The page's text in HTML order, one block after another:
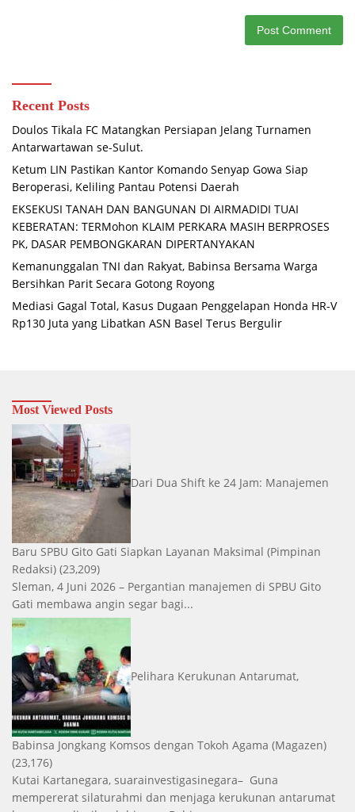
Recent Posts
Doulos Tikala FC Matangkan Persiapan Jelang Turnamen
Antarwartawan se-Sulut.
Ketum LIN Pastikan Kantor Komando Senyap Gowa Siap
Beroperasi, Keliling Pantau Potensi Daerah
EKSEKUSI TANAH DAN BANGUNAN DI AIRMADIDI TUAI
KEBERATAN: TERMohon KLAIM PERKARA MASIH BERPROSES
PK, DASAR PEMBONGKARAN DIPERTANYAKAN
Kemanunggalan TNI dan Rakyat, Babinsa Bersama Warga
Bersihkan Parit Secara Gotong Royong
Mediasi Gagal Total, Kasus Dugaan Penggelapan Honda HR-V
Rp130 Juta yang Libatkan ASN Basel Terus Bergulir
Most Viewed Posts
Dari Dua Shift ke 24 Jam: Manajemen
Baru SPBU Gito Gati Siapkan Layanan Maksimal (Pimpinan
Redaksi) (23,209)
Sleman, 4 Juni 2026 – Pergantian manajemen di SPBU Gito
Gati membawa angin segar bagi...
Pelihara Kerukunan Antarumat,
Babinsa Jongkang Komsos dengan Tokoh Agama (Magazen)
(23,176)
Kutai Kartanegara, suarainvestigasinegara– Guna
mempererat silaturahmi dan menjaga kerukunan antarumat